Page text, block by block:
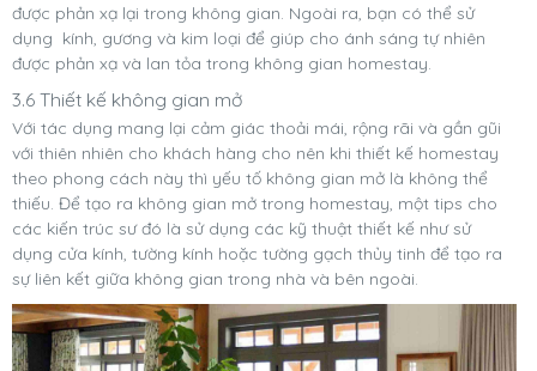
được phản xạ lại trong không gian. Ngoài ra, bạn có thể sử
dụng kính, gương và kim loại để giúp cho ánh sáng tự nhiên
được phản xạ và lan tỏa trong không gian homestay.
3.6 Thiết kế không gian mở
Với tác dụng mang lại cảm giác thoải mái, rộng rãi và gần gũi
với thiên nhiên cho khách hàng cho nên khi thiết kế homestay
theo phong cách này thì yếu tố không gian mở là không thể
thiếu. Để tạo ra không gian mở trong homestay, một tips cho
các kiến trúc sư đó là sử dụng các kỹ thuật thiết kế như sử
dụng cửa kính, tường kính hoặc tường gạch thủy tinh để tạo ra
sự liên kết giữa không gian trong nhà và bên ngoài.